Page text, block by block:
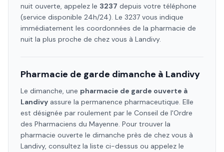
nuit ouverte, appelez le 3237 depuis votre téléphone
(service disponible 24h/24). Le 3237 vous indique
immédiatement les coordonnées de la pharmacie de
nuit la plus proche de chez vous à Landivy.
Pharmacie de garde dimanche à Landivy
Le dimanche, une pharmacie de garde ouverte à
Landivy assure la permanence pharmaceutique. Elle
est désignée par roulement par le Conseil de l'Ordre
des Pharmaciens du Mayenne. Pour trouver la
pharmacie ouverte le dimanche près de chez vous à
Landivy, consultez la liste ci-dessus ou appelez le